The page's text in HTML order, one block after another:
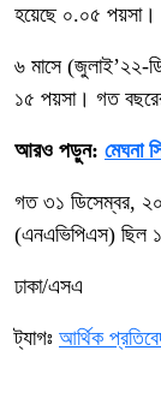
হয়েছে ০.০৫
৬ মাসে (জুলাই’২২-
১৫ পয়সা। গত
আরও পড়ুন: মেঘনা
গত ৩১ ডিসেম্বর,
(এনএভিপিএস) ছিল
ঢাকা/এসএ
ট্যাগঃ আর্থিক